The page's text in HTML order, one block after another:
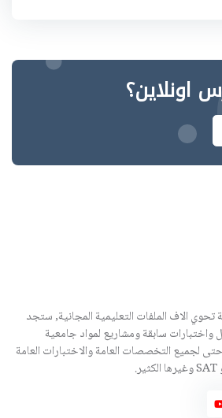
اونلاين؟
الاف الملفات التعليمية المجانية, ستجد
واختبارات سابقة ومشاريع لمواد جامعية
لجميع التخصصات العامة والاختبارات العامة